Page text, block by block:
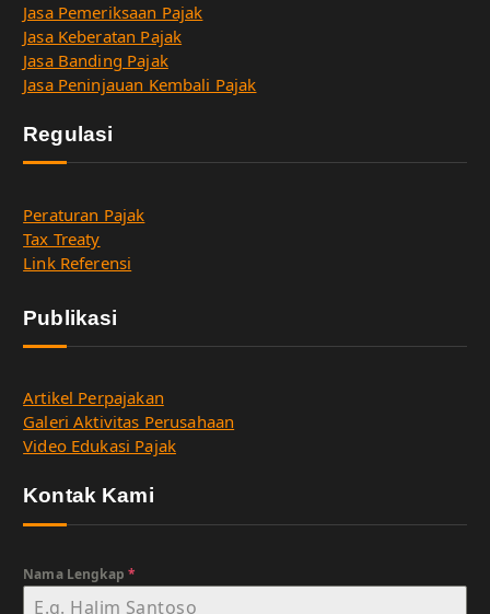
Jasa Pemeriksaan Pajak
Jasa Keberatan Pajak
Jasa Banding Pajak
Jasa Peninjauan Kembali Pajak
Regulasi
Peraturan Pajak
Tax Treaty
Link Referensi
Publikasi
Artikel Perpajakan
Galeri Aktivitas Perusahaan
Video Edukasi Pajak
Kontak Kami
Nama Lengkap*